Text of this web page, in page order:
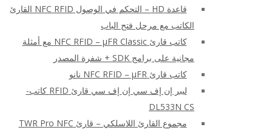
قاعدة HD – التحكم في الوصول NFC RFID القارئ
الكاتب مع مرحل فتح الباب
كاتب قارئ NFC RFID – μFR Classic مع أمثلة
مجانية على برامج SDK + شفرة المصدر
كاتب قارئ NFC RFID – μFR نانو
ليبر إن إف سي إن إف سي قارئ RFID كاتب-
DL533N CS
مجموع القارئ اللاسلكي – قارئ TWR Pro NFC